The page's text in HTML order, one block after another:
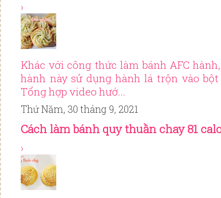
›
Khác với công thức làm bánh AFC
hành này sử dụng hành lá trộn vào bột
Tổng hợp video hướ...
Thứ Năm, 30 tháng 9, 2021
Cách làm bánh quy thuần chay 81
›